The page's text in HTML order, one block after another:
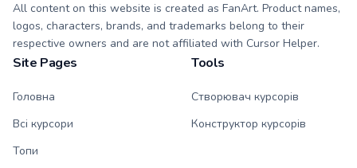
All content on this website is created as FanArt. Product names,
logos, characters, brands, and trademarks belong to their
respective owners and are not affiliated with Cursor Helper.
Site Pages
Головна
Всі курсори
Топи
Tools
Створювач курсорів
Конструктор курсорів